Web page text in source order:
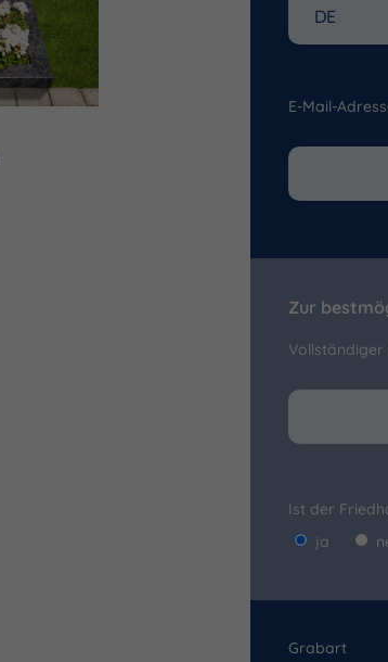
E-Mail-
Zur
Ist der
ja
Grabart